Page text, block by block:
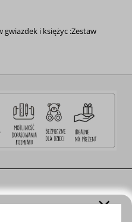
gwiazdek i księżyc :Zestaw